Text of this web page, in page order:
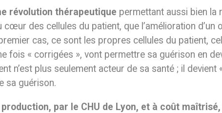
révolution thérapeutique permettant aussi bien la
des cellules du patient, que l’amélioration d’un
cas, ce sont les propres cellules du patient,
fois « corrigées », vont permettre sa guérison en
n’est plus seulement acteur de sa santé ; il devient
sa guérison.
production, par le CHU de Lyon, et à coût maîtrisé,